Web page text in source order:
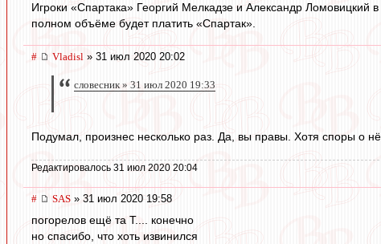
Игроки «Спартака» Георгий Мелкадзе и Александр Ломовицкий
полном объёме будет платить «Спартак».
# Vladisl » 31 июл 2020 20:02
словесник » 31 июл 2020 19:33
Подумал, произнес несколько раз. Да, вы правы. Хотя споры о
Редактировалось 31 июл 2020 20:04
# SAS » 31 июл 2020 19:58
погорелов ещё та Т.... конечно
но спасибо, что хоть извинился